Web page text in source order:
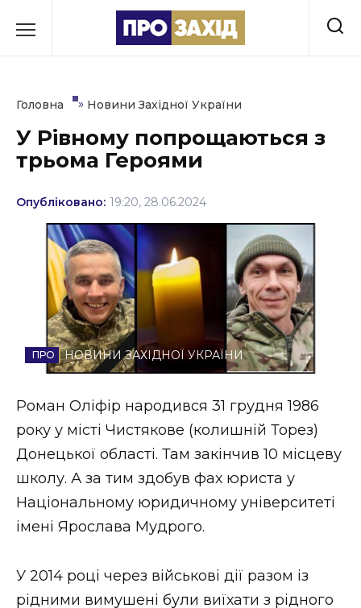
до
Культура
Освіта
Події
Політика
Соціум
Спорт
Стиль життя
Втрачений Ужгород
Втрачений Ужгород (відеоверсія)
ЗАКАРПАТСЬКІ НОВИНИ
НОВИНИ ЗАХІДНОЇ УКРАЇНИ
Головна » Новини Західної України
У Рівному попрощаються з
трьома Героями
Опубліковано: 19:20, 28.06.2024
НОВИНИ ЗАХІДНОЇ УКРАЇНИ
Роман Оліфір народився 31 грудня 1986
року у місті Чистякове (колишній Торез)
Донецької області. Там закінчив 10 місцеву
школу. А за тим здобув фах юриста у
Національному юридичному університеті
імені Ярослава Мудрого.
У 2014 році через військові дії разом із
рідними вимушені були виїхати з рідного